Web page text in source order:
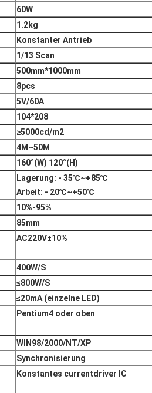
60W
1.2kg
Konstanter Antrieb
1/13 Scan
500mm*1000mm
8pcs
5V/60A
104*208
≥5000cd/m2
4M~50M
160°(W) 120°(H)
Lagerung: - 35℃~+85℃
Arbeit: - 20℃~+50℃
10%-95%
85mm
AC220V±10%
400W/S
≤800W/S
≤20mA (einzelne LED)
Pentium4 oder oben
WIN98/2000/NT/XP
Synchronisierung
Konstantes currentdriver IC